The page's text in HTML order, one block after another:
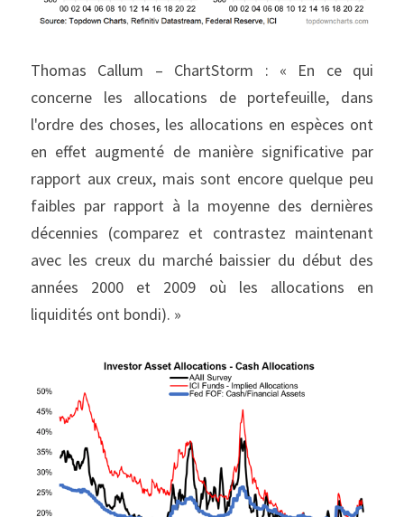
Thomas Callum – ChartStorm : « En ce qui
concerne les allocations de portefeuille, dans
l'ordre des choses, les allocations en espèces ont
en effet augmenté de manière significative par
rapport aux creux, mais sont encore quelque peu
faibles par rapport à la moyenne des dernières
décennies (comparez et contrastez maintenant
avec les creux du marché baissier du début des
années 2000 et 2009 où les allocations en
liquidités ont bondi). »